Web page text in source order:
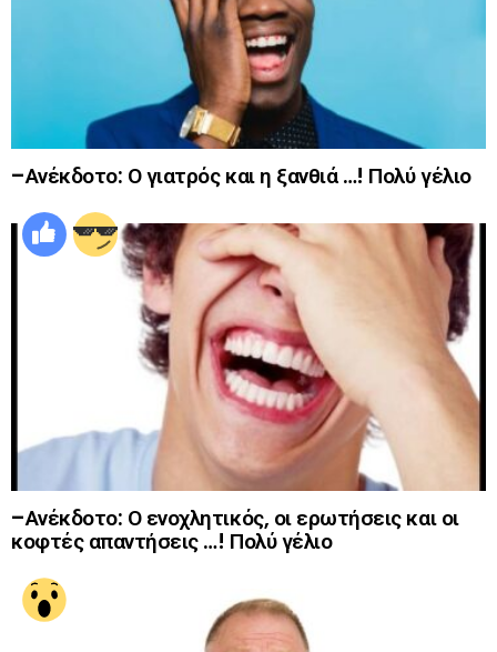
–Ανέκδοτο: Ο γιατρός και η ξανθιά …! Πολύ γέλιο
–Ανέκδοτο: Ο ενοχλητικός, οι ερωτήσεις και οι
κοφτές απαντήσεις …! Πολύ γέλιο